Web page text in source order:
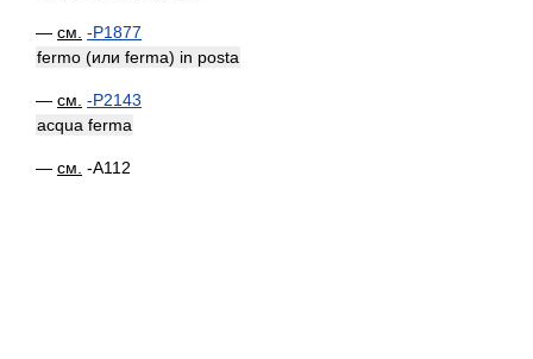
— см. -P1877
fermo (или ferma) in posta
— см. -P2143
acqua ferma
— см. -A112